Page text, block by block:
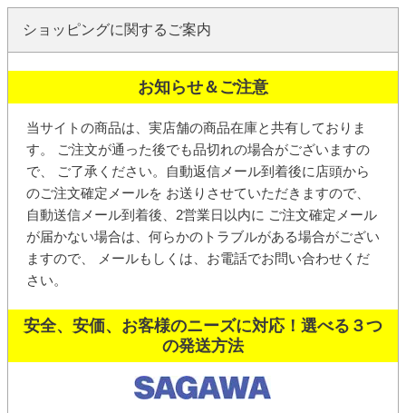
ショッピングに関するご案内
お知らせ＆ご注意
当サイトの商品は、実店舗の商品在庫と共有しておりま
す。 ご注文が通った後でも品切れの場合がございますの
で、 ご了承ください。
自動返信メール到着後に店頭から
のご注文確定メールを お送りさせていただきますので、
自動送信メール到着後、2営業日以内に ご注文確定メール
が届かない場合は、何らかのトラブルがある場合がござい
ますので、 メールもしくは、お電話でお問い合わせくだ
さい。
安全、安価、お客様のニーズに対応！選べる３つ
の発送方法